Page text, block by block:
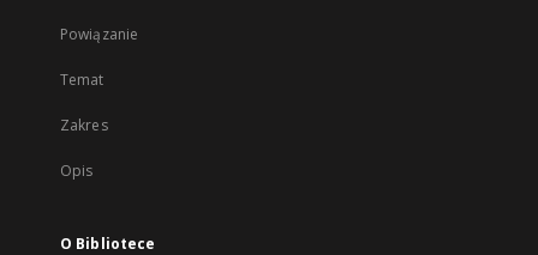
Powiązanie
Temat
Zakres
Opis
O Bibliotece